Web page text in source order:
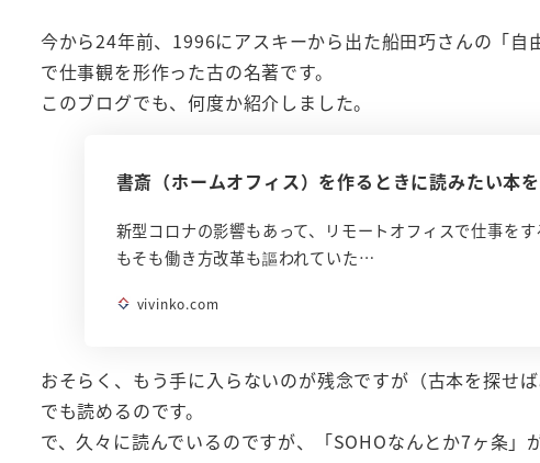
今から24年前、1996にアスキーから出た船田巧さんの「
で仕事観を形作った古の名著です。
このブログでも、何度か紹介しました。
書斎（ホームオフィス）を作るときに読みたい本
新型コロナの影響もあって、リモートオフィスで仕事を
もそも働き方改革も謳われていた…
vivinko.com
おそらく、もう手に入らないのが残念ですが（古本を探せ
でも読めるのです。
で、久々に読んでいるのですが、「SOHOなんとか7ヶ条」